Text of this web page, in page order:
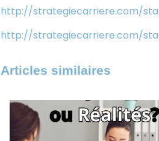
http://strategiecarriere.com/
http://strategiecarriere.com/
Articles similaires